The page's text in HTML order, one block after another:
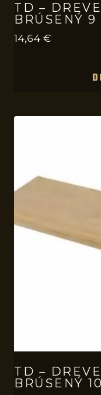
TD –
BRÚSENÝ
14,64 €
TD –
BRÚSENÝ